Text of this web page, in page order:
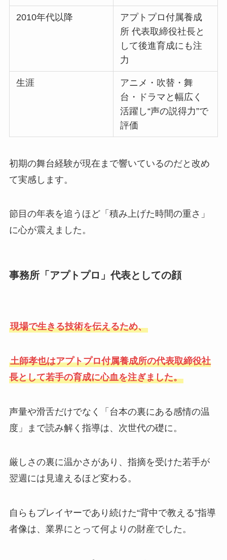
2010年代以降
アプトプロ付属養成
所 代表取締役社長と
して後進育成にも注
力
生涯
アニメ・吹替・舞
台・ドラマと幅広く
活躍し“声の説得力”で
評価
初期の舞台経験が現在まで響いているのだと改め
て実感します。
節目の年表を追うほど「積み上げた時間の重さ」
に心が震えました。
事務所「アプトプロ」代表としての顔
現場で生きる技術を伝えるため、
土師孝也はアプトプロ付属養成所の代表取締役社
長として若手の育成に心血を注ぎました。
声量や滑舌だけでなく「台本の裏にある感情の温
度」まで読み解く指導は、次世代の礎に。
厳しさの裏に温かさがあり、指摘を受けた若手が
翌週には見違えるほど変わる。
自らもプレイヤーであり続けた“背中で教える”指導
者像は、業界にとって何よりの財産でした。